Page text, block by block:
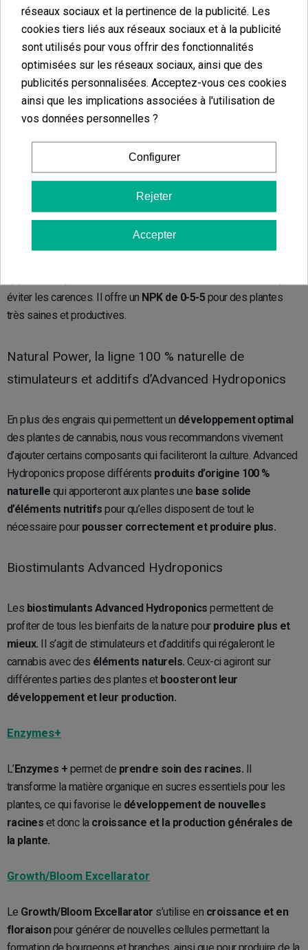
la floraison. Ce produit offre unNPK de 2-4-7.
Dutch Formula Bloom 2
Pour une floraison productive et abondante de bourgeons
correctement formés, utilisez leDutch Formula Bloom 2qui
empêchera les plantes de souffrir d’une carence en
ou en potassiumgrâce à sa concentration enNPK de 5-0-6 et
en oxyde de calcium et micro-éléments.
Dutch Formula Micro 3
a été élaboré à base d’une excellente
éviter les carences. Il offre un NPK de 0-5-5 pour des plantes
très saines et productives.
Natural Power, la ligne 100 % naturelle de
stimulateurs et additifs d’Advanced Hydroponics
En plus des engrais qui permettent un développement optimal
des plantes de cannabis, nous vous recommandons vivement
d’ajouter certains composants qui faciliteront la culture. Advanced
Hydroponics propose différents produits d’origine 100 %
naturelle qui apporteront aux plantes une base solide
d’éléments nutritifs pour qu’elles disposent de tout le
nécessaire pour pousser correctement et produire plus.
Biostimulants Advanced Hydroponics
Les biostimulants Advanced Hydroponics permettent de
profiter de tous les bienfaits de la nature pourproduire plus et
mieux. Il s’agit de stimulateurs et d’additifs qui régaleront le
cannabis avec des éléments naturels. Ceux-ci agiront sur
différentes parties des plantes et boosteront leur
développement et leur production.
Enzymes+
L’Enzymes + permet de prendre soin des racines. Il
transforme la matière organique en sucres essentiels pour les
plantes, ce qui favorise le développement de nouvelles
racines et donc la croissance et la production générales de
la plante.
Growth/Bloom Excellarator
Le Growth/Bloom Excellarator s’utilise en croissance et en
floraisonpour générer de nouvelles cellules permettant la
réseaux sociaux et la pertinence de la publicité. Les
cookies tiers liés aux réseaux sociaux et à la publicité
sont utilisés pour vous offrir des fonctionnalités
optimisées sur les réseaux sociaux, ainsi que des
publicités personnalisées. Acceptez-vous ces cookies
ainsi que les implications associées à l'utilisation de
vos données personnelles ?
Configurer
Rejeter
Accepter